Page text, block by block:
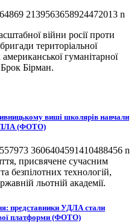
війни росії проти
територіальної
гуманітарної
Брок Бірман.
виші школярів навчали
(ФОТО)
присвячене сучасним
безпілотних технологій,
льотній академії.
представники УДЛА стали
платформи (ФОТО)